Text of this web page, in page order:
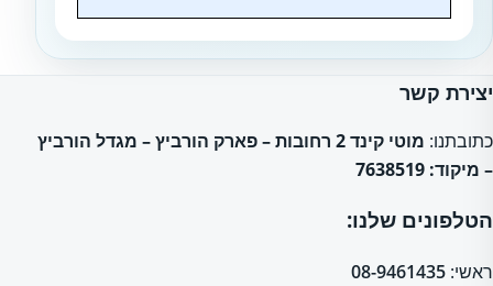
יצירת קשר
כתובתנו:
מוטי קינד 2 רחובות – פארק הורביץ – מגדל הורביץ
– מיקוד: 7638519
הטלפונים שלנו:
ראשי: 08-9461435